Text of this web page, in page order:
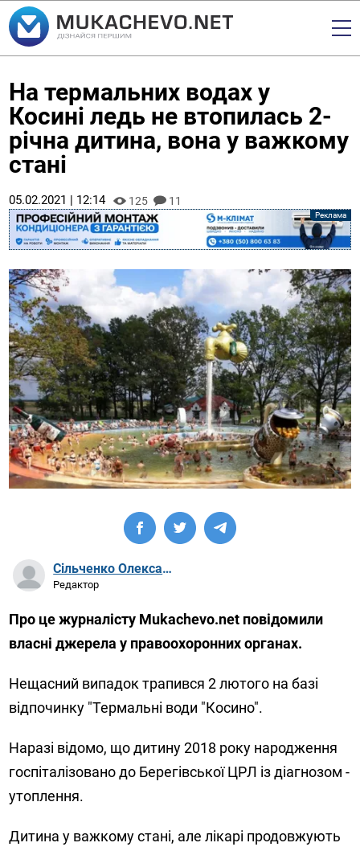
На термальних водах у
Косині ледь не втопилась 2-
річна дитина, вона у важкому
стані
05.02.2021 | 12:14 125 11
Сільченко Олександр Артурович
Редактор
Про це журналісту Mukachevo.net повідомили
власні джерела у правоохоронних органах.
Нещасний випадок трапився 2 лютого на базі
відпочинку "Термальні води "Косино".
Наразі відомо, що дитину 2018 року народження
госпіталізовано до Берегівської ЦРЛ із діагнозом -
утоплення.
Дитина у важкому стані, але лікарі продовжують